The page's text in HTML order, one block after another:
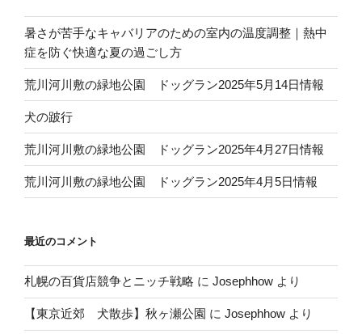
暑さが苦手なキャバリアのための室内の温度調整｜熱中
症を防ぐ快適な夏の過ごし方
荒川河川敷の緑地公園 ドッグラン2025年5月14日情報
犬の跛行
荒川河川敷の緑地公園 ドッグラン2025年4月27日情報
荒川河川敷の緑地公園 ドッグラン2025年4月5日情報
最近のコメント
札幌の百貨店競争とニッチ戦略 に Josephhow より
【東京近郊 犬散歩】秋ヶ瀬公園 に Josephhow より